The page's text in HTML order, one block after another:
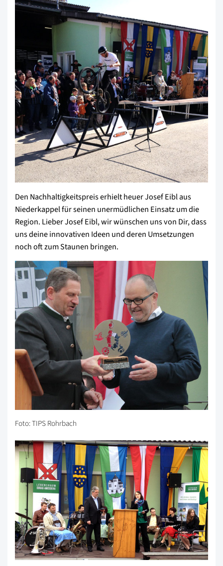
Den Nachhaltigkeitspreis erhielt heuer Josef Eibl aus
Niederkappel für seinen unermüdlichen Einsatz um die
Region. Lieber Josef Eibl, wir wünschen uns von Dir, dass
uns deine innovativen Ideen und deren Umsetzungen
noch oft zum Staunen bringen.
Foto: TIPS Rohrbach